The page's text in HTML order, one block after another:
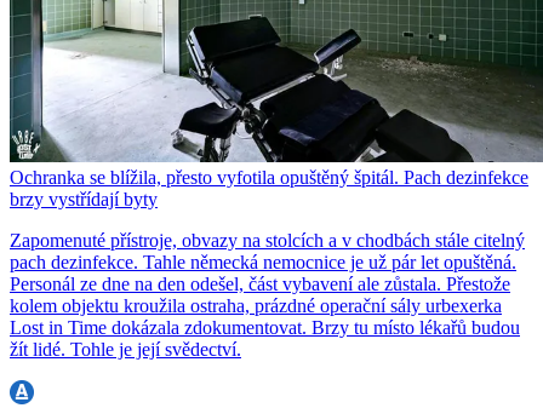
Ochranka se blížila, přesto vyfotila opuštěný špitál. Pach dezinfekce
brzy vystřídají byty
Zapomenuté přístroje, obvazy na stolcích a v chodbách stále citelný
pach dezinfekce. Tahle německá nemocnice je už pár let opuštěná.
Personál ze dne na den odešel, část vybavení ale zůstala. Přestože
kolem objektu kroužila ostraha, prázdné operační sály urbexerka
Lost in Time dokázala zdokumentovat. Brzy tu místo lékařů budou
žít lidé. Tohle je její svědectví.